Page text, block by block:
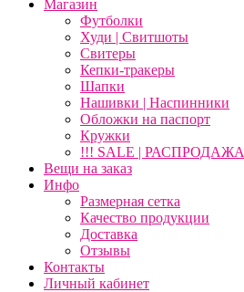
Магазин
Футболки
Худи | Свитшоты
Свитеры
Кепки-тракеры
Шапки
Нашивки | Наспинники
Обложки на паспорт
Кружки
!!! SALE | РАСПРОДАЖА
Вещи на заказ
Инфо
Размерная сетка
Качество продукции
Доставка
Отзывы
Контакты
Личный кабинет